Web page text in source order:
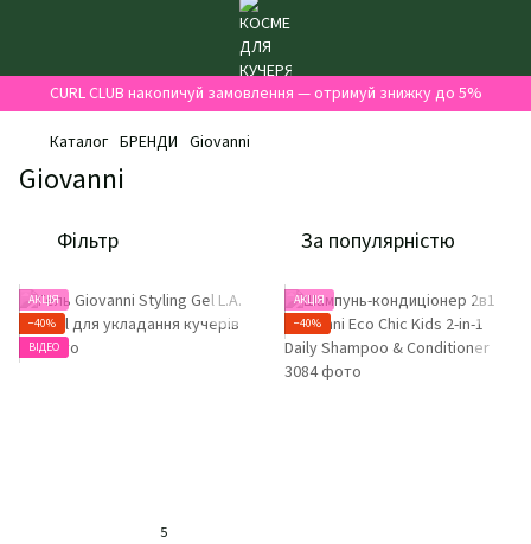
CURL CLUB накопичуй замовлення — отримуй знижку до 5%
Каталог БРЕНДИ Giovanni
Giovanni
Фільтр За популярністю
АКЦІЯ
−40%
ВІДЕО
5
АКЦІЯ
−40%